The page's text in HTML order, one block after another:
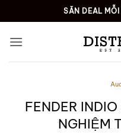
qua
nội
SĂN DEAL MỖI
FENDER
NGHIỆM